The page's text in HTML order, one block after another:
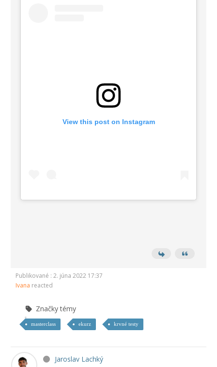
View this post on Instagram
Publikované : 2. júna 2022 17:37
Ivana reacted
Značky témy
masterclass ekurz krvné testy
Jaroslav Lachký